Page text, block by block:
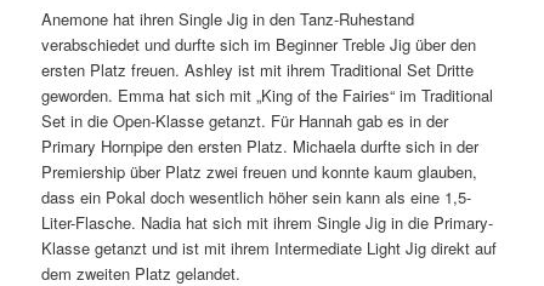
Anemone hat ihren Single Jig in den Tanz-Ruhestand
verabschiedet und durfte sich im Beginner Treble Jig über den
ersten Platz freuen. Ashley ist mit ihrem Traditional Set Dritte
geworden. Emma hat sich mit „King of the Fairies“ im Traditional
Set in die Open-Klasse getanzt. Für Hannah gab es in der
Primary Hornpipe den ersten Platz. Michaela durfte sich in der
Premiership über Platz zwei freuen und konnte kaum glauben,
dass ein Pokal doch wesentlich höher sein kann als eine 1,5-
Liter-Flasche. Nadia hat sich mit ihrem Single Jig in die Primary-
Klasse getanzt und ist mit ihrem Intermediate Light Jig direkt auf
dem zweiten Platz gelandet.